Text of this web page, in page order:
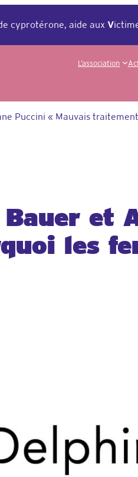
cyprotérone, aide aux V
L’association
Puccini « Mauvais
et
les